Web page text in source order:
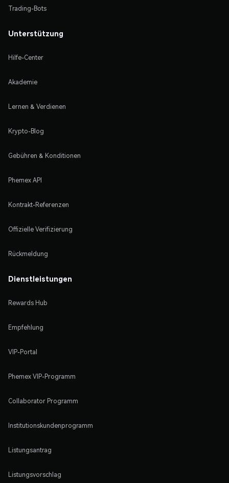
Trading-Bots
Unterstützung
Hilfe-Center
Akademie
Lernen & Verdienen
Krypto-Blog
Gebühren & Konditionen
Phemex API
Kontrakt-Referenzen
Offizielle Verifizierung
Rückmeldung
Dienstleistungen
Rewards Hub
Empfehlung
VIP-Portal
Phemex VIP-Programm
Collaborator Programm
Institutionskundenprogramm
Listungsantrag
Listungsvorschlag